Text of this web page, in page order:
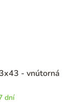
- vnútorná
dní